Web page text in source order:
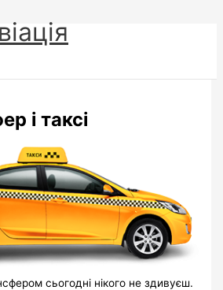
і таксі
сьогодні нікого не здивуєш.